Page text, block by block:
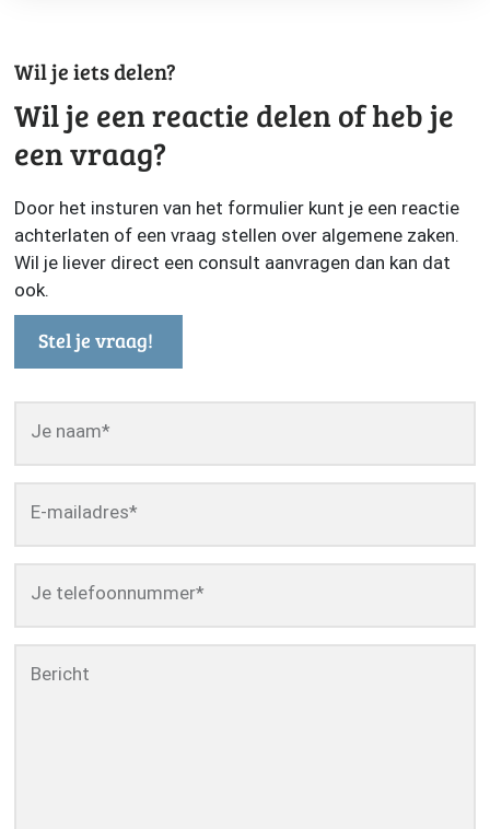
Wil je iets delen?
Wil je een reactie delen of heb je
een vraag?
Door het insturen van het formulier kunt je een reactie
achterlaten of een vraag stellen over algemene zaken.
Wil je liever direct een consult aanvragen dan kan dat
ook.
Stel je vraag!
Je naam*
E-mailadres*
Je telefoonnummer*
Bericht